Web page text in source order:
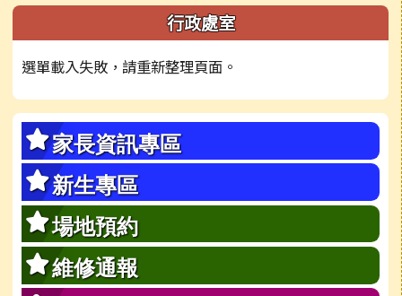
左邊區域內容 行政處室
選單載入失敗，請重新整理頁面。
家長資訊專區
新生專區
場地預約
維修通報